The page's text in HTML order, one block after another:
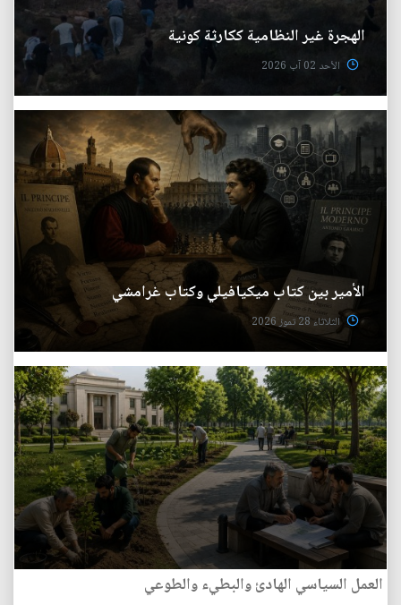
الهجرة غير النظامية ككارثة كونية
الأحد 02 آب 2026
الأمير بين كتاب ميكيافيلي وكتاب غرامشي
الثلاثاء 28 تموز 2026
العمل السياسي الهادئ والبطيء والطوعي